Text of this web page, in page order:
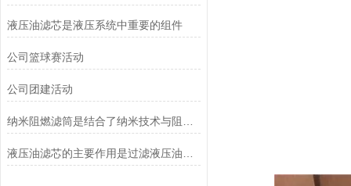
液压油滤芯是液压系统中重要的组件
公司篮球赛活动
公司团建活动